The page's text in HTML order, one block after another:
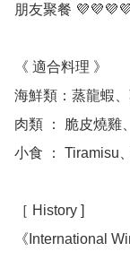
朋友聚餐
《 適合料理 》
海鮮類：蒸龍蝦
肉類 ： 脆皮燒雞
小食 ： Tiramisu
［ History ]
《International